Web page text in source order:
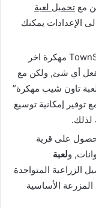
مع تحميل لعبة
الإعدادات يمكنك
ستبدأ لعبة القرية TownShip مهكرة اخر
أي شئ, ولكن مع
تاون شيب مهكرة”
توفير إمكانية توسيع
لذلك.
على قرية
ولعبة
الزراعية المتواجدة
المزرعة الأساسية